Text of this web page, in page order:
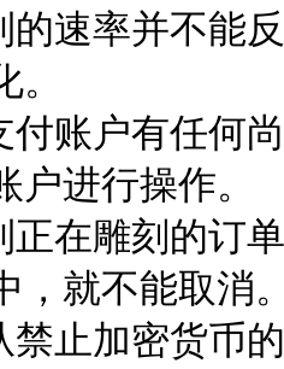
速率并不能
账户有任何
进行操作。
在雕刻的订
，就不能取消
止加密货币